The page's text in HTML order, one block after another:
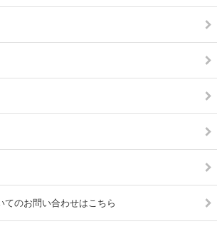
てのお問い合わせはこちら